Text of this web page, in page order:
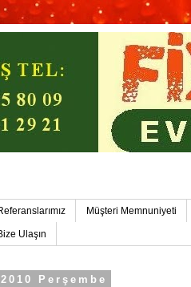
Müşteri Memnuniyeti
Ulaşın
Perşembe